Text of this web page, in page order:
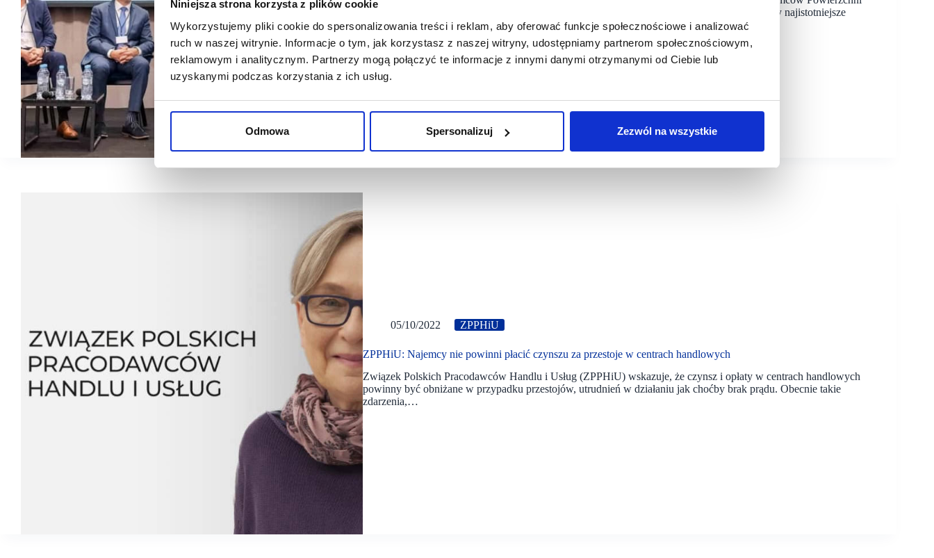
Niniejsza strona korzysta z plików cookie
Wykorzystujemy pliki cookie do spersonalizowania treści i reklam, aby oferować funkcje społecznościowe i analizować
ruch w naszej witrynie. Informacje o tym, jak korzystasz z naszej witryny, udostępniamy partnerom społecznościowym,
reklamowym i analitycznym. Partnerzy mogą połączyć te informacje z innymi danymi otrzymanymi od Ciebie lub
uzyskanymi podczas korzystania z ich usług.
Odmowa Spersonalizuj Zezwól na wszystkie
Handlowych (PSNPH) podczas Pierwszego Kongresu ZPPHiU oraz PSNPH przedyskutowały najistotniejsze
kwestie poruszane przez Kodeks Najlepszych Praktyk w umowach…
05/10/2022 ZPPHiU
ZPPHiU: Najemcy nie powinni płacić czynszu za przestoje w centrach handlowych
Związek Polskich Pracodawców Handlu i Usług (ZPPHiU) wskazuje, że czynsz i opłaty w centrach handlowych
powinny być obniżane w przypadku przestojów, utrudnień w działaniu jak choćby brak prądu. Obecnie takie
zdarzenia,…